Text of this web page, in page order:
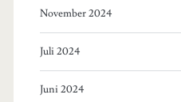
November 2024
Juli 2024
Juni 2024